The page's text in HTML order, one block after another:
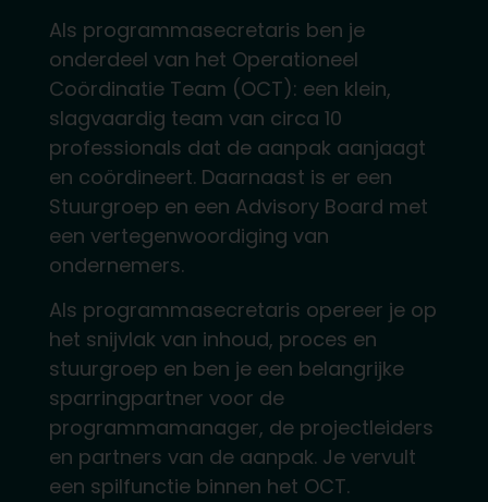
Als programmasecretaris ben je
onderdeel van het Operationeel
Coördinatie Team (OCT): een klein,
slagvaardig team van circa 10
professionals dat de aanpak aanjaagt
en coördineert. Daarnaast is er een
Stuurgroep en een Advisory Board met
een vertegenwoordiging van
ondernemers.
Als programmasecretaris opereer je op
het snijvlak van inhoud, proces en
stuurgroep en ben je een belangrijke
sparringpartner voor de
programmamanager, de projectleiders
en partners van de aanpak. Je vervult
een spilfunctie binnen het OCT.